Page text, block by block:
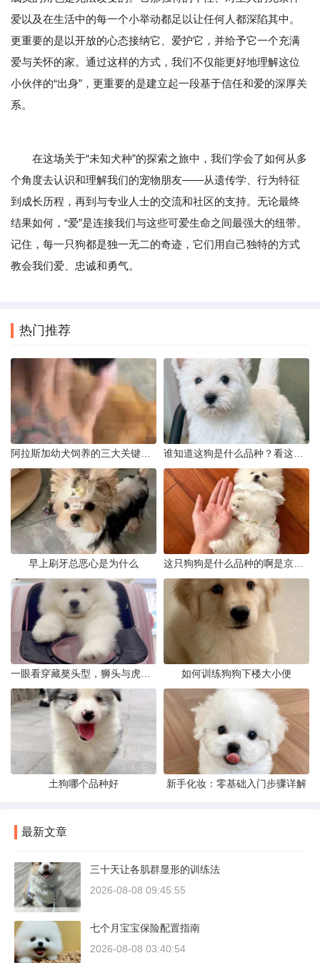
爱以及在生活中的每一个小举动都足以让任何人都深陷其中。
更重要的是以开放的心态接纳它、爱护它，并给予它一个充满
爱与关怀的家。通过这样的方式，我们不仅能更好地理解这位
小伙伴的“出身”，更重要的是建立起一段基于信任和爱的深厚关
系。
在这场关于“未知犬种”的探索之旅中，我们学会了如何从多
个角度去认识和理解我们的宠物朋友——从遗传学、行为特征
到成长历程，再到与专业人士的交流和社区的支持。无论最终
结果如何，“爱”是连接我们与这些可爱生命之间最强大的纽带。
记住，每一只狗都是独一无二的奇迹，它们用自己独特的方式
教会我们爱、忠诚和勇气。
热门推荐
早上刷牙总恶心是为什么
如何训练狗狗下楼大小便
土狗哪个品种好 新手化妆：零基础入门步骤详解
最新文章
三十天让各肌群显形的训练法
2026-08-08 09:45:55
七个月宝宝保险配置指南
2026-08-08 03:40:54